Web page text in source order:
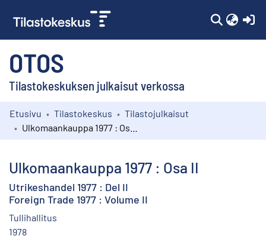
OTOS
Tilastokeskuksen julkaisut verkossa
Kokoelmat
Etusivu Tilastokeskus
Tilastojulkaisut
Ulkomaankauppa 1977 : Osa II
Utrikeshandel 1977 : Del II
Foreign Trade 1977 : Volume II
Tullihallitus
1978